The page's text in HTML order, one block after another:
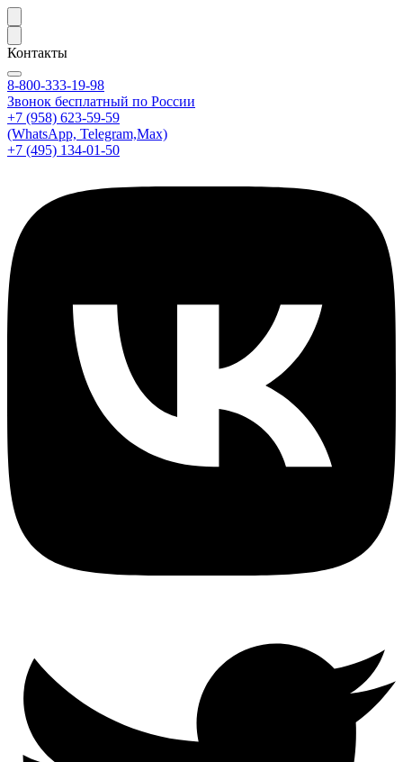
Контакты
8-800-333-19-98
Звонок бесплатный по России
+7 (958) 623-59-59
(WhatsApp, Telegram,Max)
+7 (495) 134-01-50